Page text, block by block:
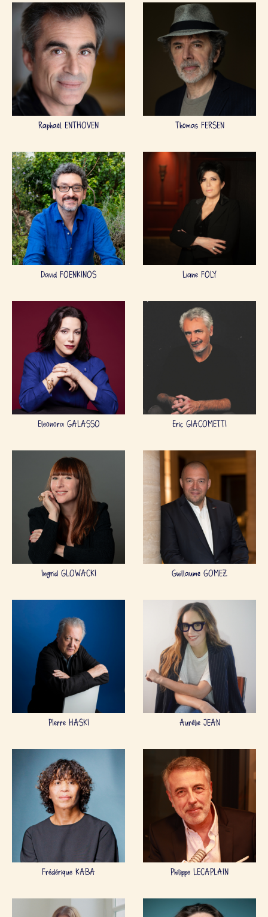
Raphaël ENTHOVEN Thomas FERSEN
David FOENKINOS Liane FOLY
Eleonora GALASSO Eric GIACOMETTI
Ingrid GLOWACKI Guillaume GOMEZ
PIerre HASKI Aurélie JEAN
Frédérique KABA Philippe LECAPLAIN